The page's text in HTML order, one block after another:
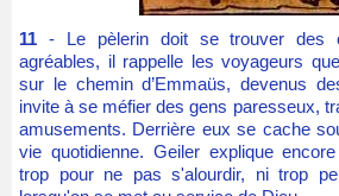
11 - Le pèlerin doit se trouver des
agréables, il rappelle les voyageurs
sur le chemin d’Emmaüs, devenus
invite à se méfier des gens paresseux,
amusements. Derrière eux se cache
vie quotidienne. Geiler explique
trop pour ne pas s'alourdir, ni trop